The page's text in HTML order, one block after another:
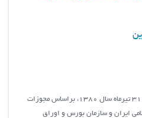
بانك اقتصادنوين در تاريخ 29 الي 31 تيرماه سال 1380، براساس مجوزات
ايران و سازمان بورس و اوراق